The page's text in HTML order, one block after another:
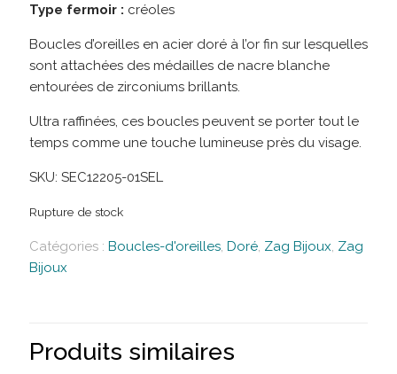
Type fermoir : créoles
Boucles d’oreilles en acier doré à l’or fin sur lesquelles
sont attachées des médailles de nacre blanche
entourées de zirconiums brillants.
Ultra raffinées, ces boucles peuvent se porter tout le
temps comme une touche lumineuse près du visage.
SKU: SEC12205-01SEL
Rupture de stock
Catégories : Boucles-d'oreilles, Doré, Zag Bijoux, Zag
Bijoux
Produits similaires